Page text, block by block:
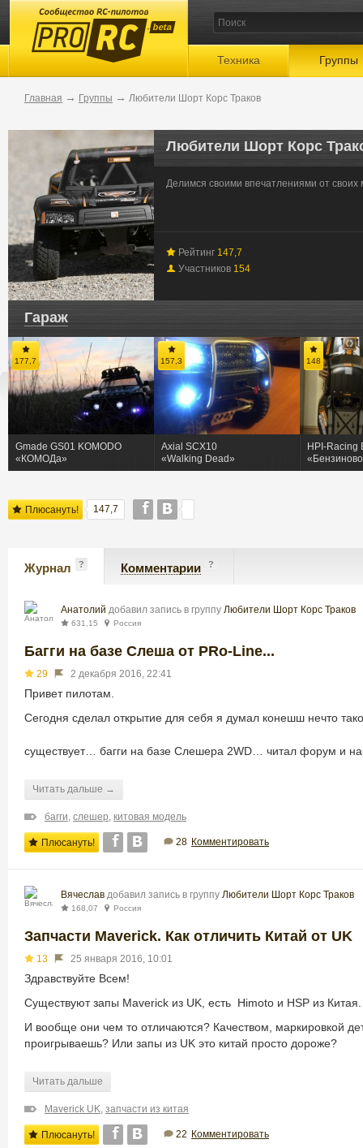
beta
Техника Группы
Главная → Группы → Любители Шорт Корс Траков
Любители Шорт Корс
Делимся своими впечатлениями от своих
Рейтинг 147,7
Участников 154
Гараж
177,7
Gmade GS01 KOMODO
«КОМОДа»
157,3
Axial SCX10
«Walking Dead»
148
HPI-Racing
Плюсануть! 147,7
Журнал ? Комментарии ?
Анатолий добавил запись в группу Любители Шорт Корс Траков
631,15 Россия
Багги на базе Слеша от PRo-Line...
29 2 декабря 2016, 22:41
Привет пилотам.
Сегодня сделал открытие для себя я думал конешш нечто
существует… багги на базе Слешера 2WD… читал форум и
Читать дальше →
багги, слешер, китовая модель
Плюсануть! 28 Комментировать
Вячеслав добавил запись в группу Любители Шорт Корс Траков
168,07 Россия
Запчасти Maverick. Как отличить Китай от UK
13 25 января 2016, 10:01
Здравствуйте Всем!
Существуют запы Maverick из UK, есть Himoto и HSP из
И вообще они чем то отличаются? Качеством, маркировкой
проигрываешь? Или запы из UK это китай просто дороже?
Читать дальше
Maverick UK, запчасти из китая
Плюсануть! 22 Комментировать